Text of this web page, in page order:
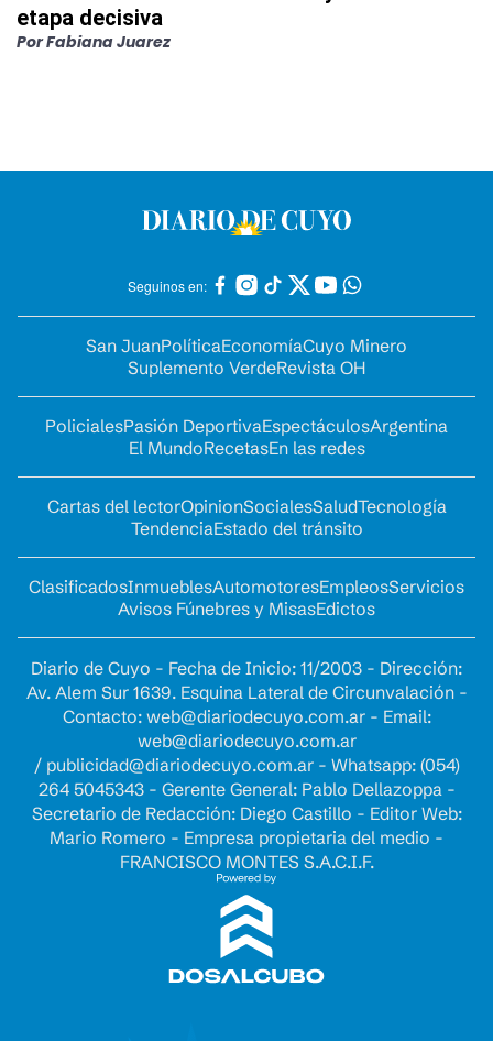
etapa decisiva
PorFabiana Juarez
Seguinos en:
San JuanPolíticaEconomíaCuyo Minero
Suplemento VerdeRevista OH
PolicialesPasión DeportivaEspectáculosArgentina
El MundoRecetasEn las redes
Cartas del lectorOpinionSocialesSaludTecnología
TendenciaEstado del tránsito
ClasificadosInmueblesAutomotoresEmpleosServicios
Avisos Fúnebres y MisasEdictos
Diario de Cuyo - Fecha de Inicio: 11/2003 - Dirección:
Av. Alem Sur 1639. Esquina Lateral de Circunvalación -
Contacto: web@diariodecuyo.com.ar- Email:
web@diariodecuyo.com.ar
/ publicidad@diariodecuyo.com.ar- Whatsapp: (054)
264 5045343 - Gerente General: Pablo Dellazoppa -
Secretario de Redacción: Diego Castillo - Editor Web:
Mario Romero - Empresa propietaria del medio -
FRANCISCO MONTES S.A.C.I.F.